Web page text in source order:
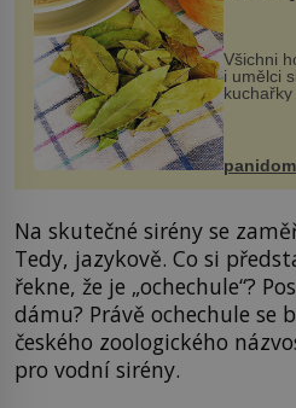
Všichni
i umělci
nevíte,
zmírnit
Na skutečné sirény se
Tedy, jazykově. Co si
řekne, že je „ochechule“?
dámu? Právě ochechule se
českého zoologického
pro vodní sirény.